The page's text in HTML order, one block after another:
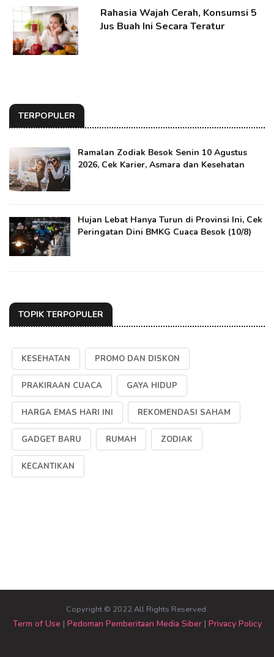
Rahasia Wajah Cerah, Konsumsi 5
Jus Buah Ini Secara Teratur
TERPOPULER
Ramalan Zodiak Besok Senin 10 Agustus
2026, Cek Karier, Asmara dan Kesehatan
Hujan Lebat Hanya Turun di Provinsi Ini, Cek
Peringatan Dini BMKG Cuaca Besok (10/8)
TOPIK TERPOPULER
KESEHATAN PROMO DAN DISKON
PRAKIRAAN CUACA GAYA HIDUP
HARGA EMAS HARI INI REKOMENDASI SAHAM
GADGET BARU RUMAH ZODIAK
KECANTIKAN
Copyright © 2022 All Rights Reserved.
Term of Use | Pedoman Pemberitaan Media Siber| Privacy Policy